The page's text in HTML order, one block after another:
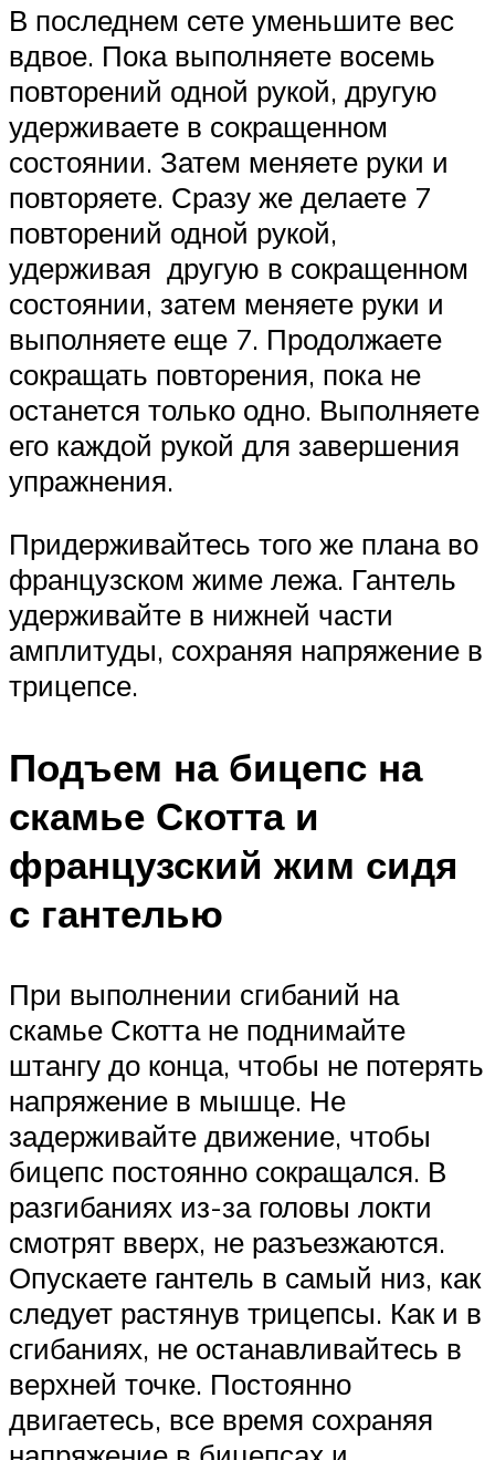
В последнем сете уменьшите вес
вдвое. Пока выполняете восемь
повторений одной рукой, другую
удерживаете в сокращенном
состоянии. Затем меняете руки и
повторяете. Сразу же делаете 7
повторений одной рукой,
удерживая другую в сокращенном
состоянии, затем меняете руки и
выполняете еще 7. Продолжаете
сокращать повторения, пока не
останется только одно. Выполняете
его каждой рукой для завершения
упражнения.
Придерживайтесь того же плана во
французском жиме лежа. Гантель
удерживайте в нижней части
амплитуды, сохраняя напряжение в
трицепсе.
Подъем на бицепс на
скамье Скотта и
французский жим сидя
с гантелью
При выполнении сгибаний на
скамье Скотта не поднимайте
штангу до конца, чтобы не потерять
напряжение в мышце. Не
задерживайте движение, чтобы
бицепс постоянно сокращался. В
разгибаниях из-за головы локти
смотрят вверх, не разъезжаются.
Опускаете гантель в самый низ, как
следует растянув трицепсы. Как и в
сгибаниях, не останавливайтесь в
верхней точке. Постоянно
двигаетесь, все время сохраняя